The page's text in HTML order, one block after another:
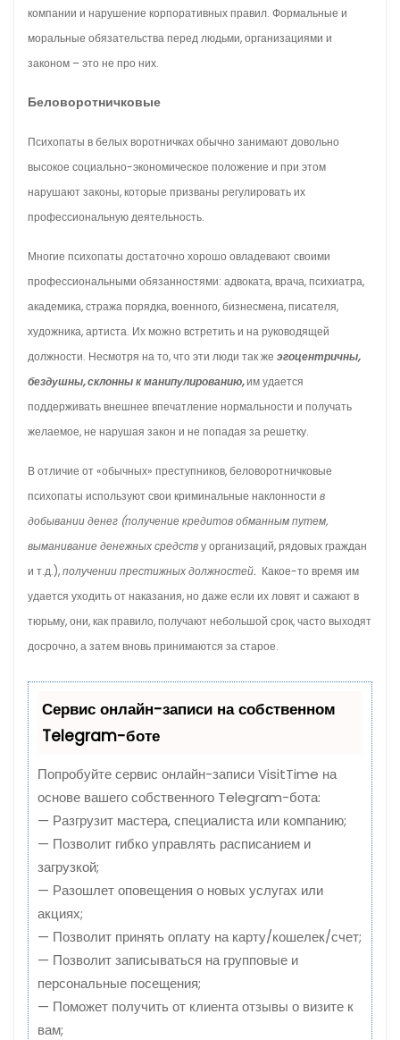
компании и нарушение корпоративных правил. Формальные и
моральные обязательства перед людьми, организациями и
законом – это не про них.
Беловоротничковые
Психопаты в белых воротничках обычно занимают довольно
высокое социально-экономическое положение и при этом
нарушают законы, которые призваны регулировать их
профессиональную деятельность.
Многие психопаты достаточно хорошо овладевают своими
профессиональными обязанностями: адвоката, врача, психиатра,
академика, стража порядка, военного, бизнесмена, писателя,
художника, артиста. Их можно встретить и на руководящей
должности. Несмотря на то, что эти люди так же эгоцентричны,
бездушны, склонны к манипулированию,им удается
поддерживать внешнее впечатление нормальности и получать
желаемое, не нарушая закон и не попадая за решетку.
В отличие от «обычных» преступников, беловоротничковые
психопаты используют свои криминальные наклонности в
добывании денег (получение кредитов обманным путем,
выманивание денежных средству организаций, рядовых граждан
и т.д.),получении престижных должностей. Какое-то время им
удается уходить от наказания, но даже если их ловят и сажают в
тюрьму, они, как правило, получают небольшой срок, часто выходят
досрочно, а затем вновь принимаются за старое.
Сервис онлайн-записи на собственном
Telegram-боте
Попробуйте сервис онлайн-записи VisitTime на
основе вашего собственного Telegram-бота:
— Разгрузит мастера, специалиста или компанию;
— Позволит гибко управлять расписанием и
загрузкой;
— Разошлет оповещения о новых услугах или
акциях;
— Позволит принять оплату на карту/кошелек/счет;
— Позволит записываться на групповые и
персональные посещения;
— Поможет получить от клиента отзывы о визите к
вам;